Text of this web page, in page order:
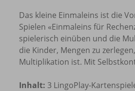
Das kleine Einmaleins ist die
Spielen «Einmaleins für
spielerisch einüben und die
die Kinder, Mengen zu
Multiplikation ist. Mit
Inhalt: 3 LingoPlay-